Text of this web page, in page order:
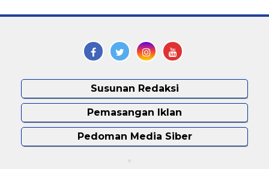
Susunan Redaksi
Pemasangan Iklan
Pedoman Media Siber